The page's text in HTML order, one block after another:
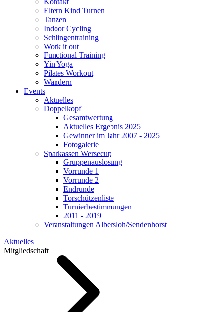
Kontakt
Eltern Kind Turnen
Tanzen
Indoor Cycling
Schlingentraining
Work it out
Functional Training
Yin Yoga
Pilates Workout
Wandern
Events
Aktuelles
Doppelkopf
Gesamtwertung
Aktuelles Ergebnis 2025
Gewinner im Jahr 2007 - 2025
Fotogalerie
Sparkassen Wersecup
Gruppenauslosung
Vorrunde 1
Vorrunde 2
Endrunde
Torschützenliste
Turnierbestimmungen
2011 - 2019
Veranstaltungen Albersloh/Sendenhorst
Aktuelles
Mitgliedschaft